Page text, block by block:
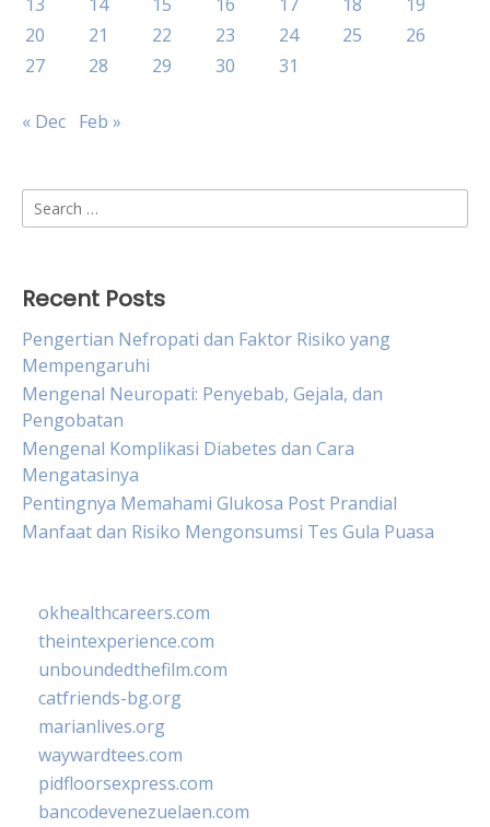
20
21 22 23 24 25
26
27
28 29 30 31
« Dec Feb »
Search
for:
Recent Posts
Pengertian Nefropati dan Faktor Risiko yang
Mempengaruhi
Mengenal Neuropati: Penyebab, Gejala, dan
Pengobatan
Mengenal Komplikasi Diabetes dan Cara
Mengatasinya
Pentingnya Memahami Glukosa Post Prandial
Manfaat dan Risiko Mengonsumsi Tes Gula Puasa
okhealthcareers.com
theintexperience.com
unboundedthefilm.com
catfriends-bg.org
marianlives.org
waywardtees.com
pidfloorsexpress.com
bancodevenezuelaen.com